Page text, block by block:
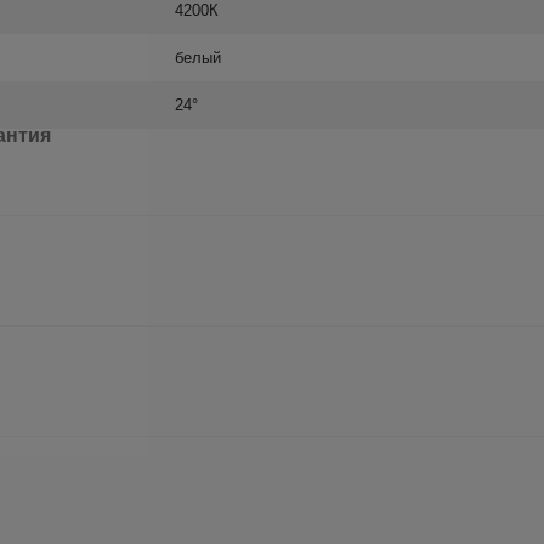
4200К
белый
24°